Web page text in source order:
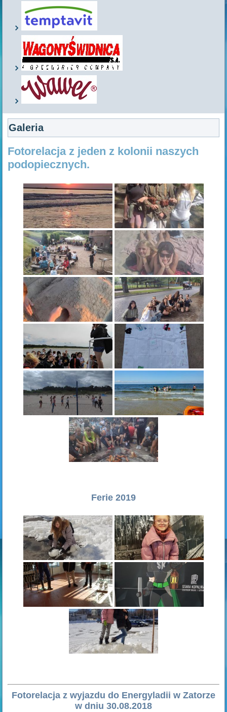
Galeria
Fotorelacja z jeden z kolonii naszych
podopiecznych.
Ferie 2019
Fotorelacja z wyjazdu do Energyladii w Zatorze
w dniu 30.08.2018